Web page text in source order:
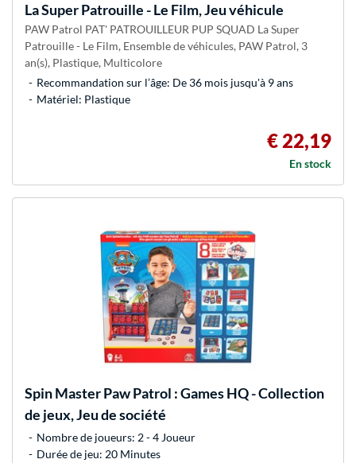
La Super Patrouille - Le Film, Jeu véhicule
PAW Patrol PAT' PATROUILLEUR PUP SQUAD La Super
Patrouille - Le Film, Ensemble de véhicules, PAW Patrol, 3
an(s), Plastique, Multicolore
Recommandation sur l’âge: De 36 mois jusqu'à 9 ans
Matériel: Plastique
€ 22,19
En stock
Spin MasterPaw Patrol : Games HQ - Collection
de jeux, Jeu de société
Nombre de joueurs: 2 - 4 Joueur
Durée de jeu: 20 Minutes